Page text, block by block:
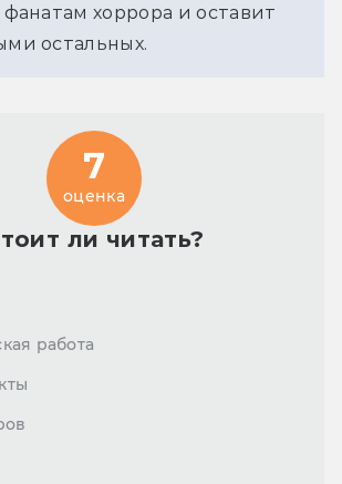
хоррора и оставит
остальных.
ли читать?
7
оценка
работа